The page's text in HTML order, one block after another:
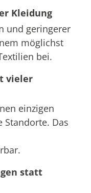
Kleidung
und geringerer
möglichst
bei.
vieler
einzigen
Das
statt